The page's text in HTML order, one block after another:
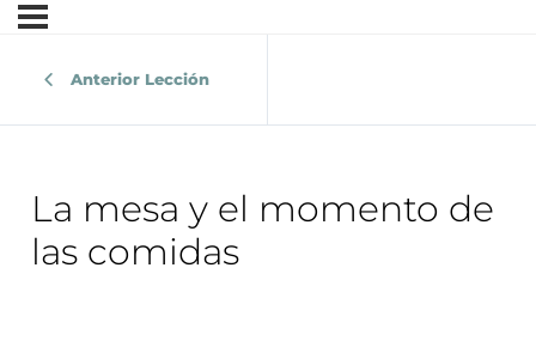
Anterior Lección
La mesa y el momento de
las comidas